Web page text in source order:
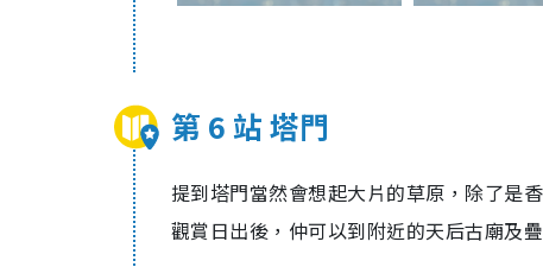
第 6 站 塔門
提到塔門當然會想起大片的草原，除了是
觀賞日出後，仲可以到附近的天后古廟及